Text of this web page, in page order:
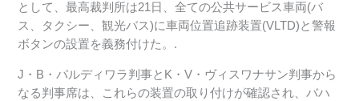
として、最高裁判所は21日、全ての公共サービス車両(バ
ス、タクシー、観光バス)に車両位置追跡装置(VLTD)と警報
ボタンの設置を義務付けた。.
J・B・パルディワラ判事とK・V・ヴィスワナサン判事から
なる判事席は、これらの装置の取り付けが確認され、バハ